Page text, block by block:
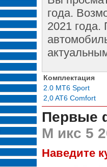
года.
2021 года.
Комплектация
2.0 MT6 Sport
2,0 AT6 Comfort
Первые
М икс 5
Наведите